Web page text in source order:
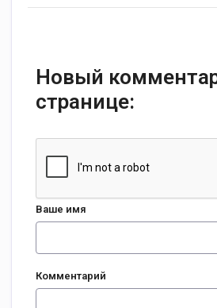
Новый
странице:
Ваше имя
Комментарий